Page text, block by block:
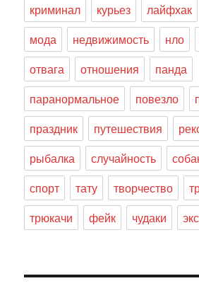
криминал
курьез лайфхак
мода
недвижимость нло
отвага
отношения
панда
паранормальное
повезло
праздник
путешествия
рыбалка
случайность
спорт
тату творчество
трюкачи
фейк чудаки